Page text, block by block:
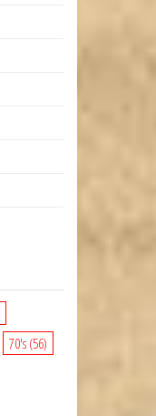
70's(56)